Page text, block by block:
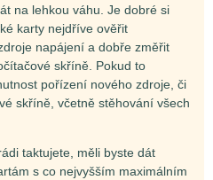
na lehkou váhu. Je dobré si
karty nejdříve ověřit
napájení a dobře změřit
skříně. Pokud to
pořízení nového zdroje, či
skříně, včetně stěhování všech
taktujete, měli byste dát
s co nejvyšším maximálním